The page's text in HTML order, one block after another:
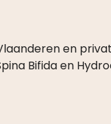
en
Bifida en